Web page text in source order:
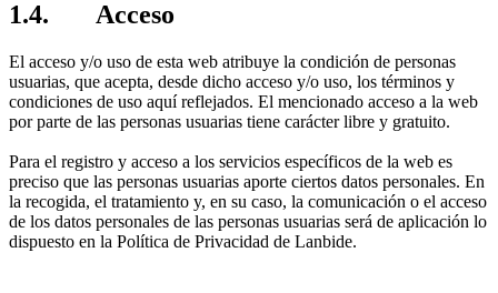
1.4. Acceso
El acceso y/o uso de esta web atribuye la condición de personas
usuarias, que acepta, desde dicho acceso y/o uso, los términos y
condiciones de uso aquí reflejados. El mencionado acceso a la web
por parte de las personas usuarias tiene carácter libre y gratuito.
Para el registro y acceso a los servicios específicos de la web es
preciso que las personas usuarias aporte ciertos datos personales. En
la recogida, el tratamiento y, en su caso, la comunicación o el acceso
de los datos personales de las personas usuarias será de aplicación lo
dispuesto en la Política de Privacidad de Lanbide.